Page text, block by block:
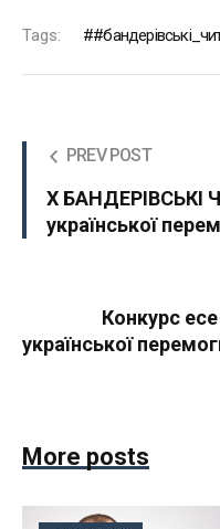
Tags:
PREV POST
X БАНДЕРІВСЬКІ
української
Конкурс
української
More posts